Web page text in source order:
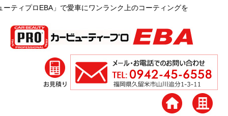
」で愛車にワンランク上のコーティングを